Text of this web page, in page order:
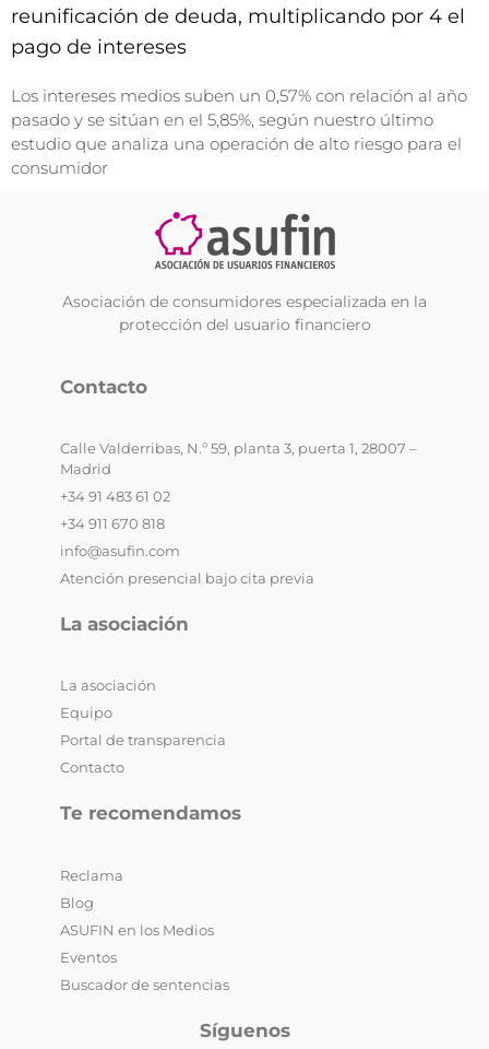
reunificación de deuda, multiplicando por 4 el
pago de intereses
Los intereses medios suben un 0,57% con relación al año
pasado y se sitúan en el 5,85%, según nuestro último
estudio que analiza una operación de alto riesgo para el
consumidor
Asociación de consumidores especializada en la
protección del usuario financiero
Contacto
Calle Valderribas, N.º 59, planta 3, puerta 1, 28007 –
Madrid
+34 91 483 61 02
+34 911 670 818
info@asufin.com
Atención presencial bajo cita previa
La asociación
La asociación
Equipo
Portal de transparencia
Contacto
Te recomendamos
Reclama
Blog
ASUFIN en los Medios
Eventos
Buscador de sentencias
Síguenos